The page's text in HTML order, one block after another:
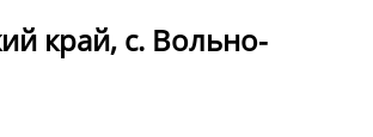
край, с. Вольно-